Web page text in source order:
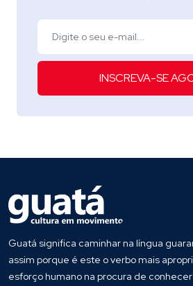
INSCREVA-SE
Guatá significa caminhar na língua
assim porque é este o verbo mais
esforço humano na procura de